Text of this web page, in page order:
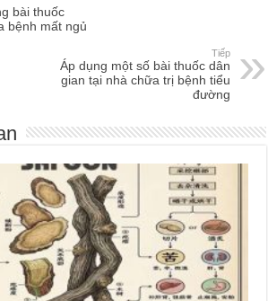
bài thuốc
bệnh mất ngủ
Tiếp
Áp dụng một số bài thuốc dân
gian tại nhà chữa trị bệnh tiểu
đường